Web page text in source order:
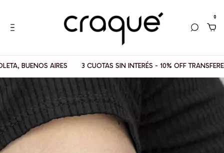
0
AIRES 3 CUOTAS SIN INTERÉS - 10% OFF TRANSFERENCIAS